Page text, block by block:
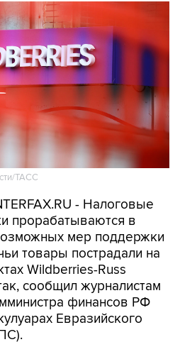
ТАСС
- Налоговые
прорабатываются в
мер поддержки
товары пострадали на
Wildberries-Russ
сообщил журналистам
финансов РФ
Евразийского